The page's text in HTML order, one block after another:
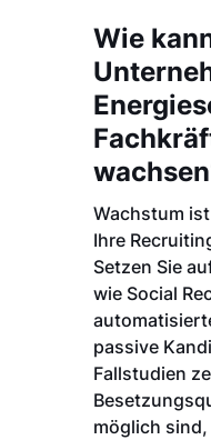
Wie
Wachstum
Ihre
Setzen Sie
wie Social
passive
Fallstudien
möglich